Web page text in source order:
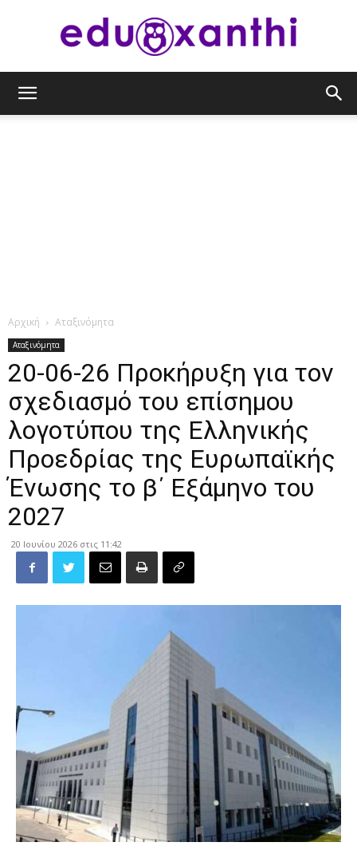
Αρχική Αταξινόμητα
Αταξινόμητα
20-06-26 Προκήρυξη για τον
σχεδιασμό του επίσημου
λογοτύπου της Ελληνικής
Προεδρίας της Ευρωπαϊκής
Ένωσης το β΄ Εξάμηνο του
2027
20 Ιουνίου 2026 στις 11:42